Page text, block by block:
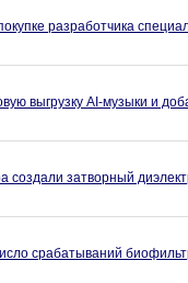
разработчика
выгрузку AI-музыки и
создали затворный
срабатываний